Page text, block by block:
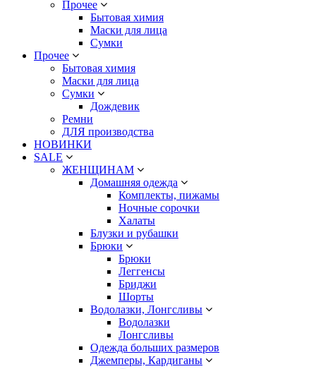
Прочее
Бытовая химия
Маски для лица
Сумки
Прочее
Бытовая химия
Маски для лица
Сумки
Дождевик
Ремни
ДЛЯ производства
НОВИНКИ
SALE
ЖЕНЩИНАМ
Домашняя одежда
Комплекты, пижамы
Ночные сорочки
Халаты
Блузки и рубашки
Брюки
Брюки
Леггенсы
Бриджи
Шорты
Водолазки, Лонгсливы
Водолазки
Лонгсливы
Одежда больших размеров
Джемперы, Кардиганы